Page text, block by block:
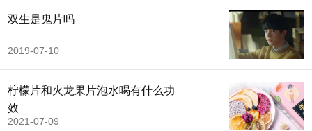
双生是鬼片吗
2019-07-10
柠檬片和火龙果片泡水喝有什么功
效
2021-07-09